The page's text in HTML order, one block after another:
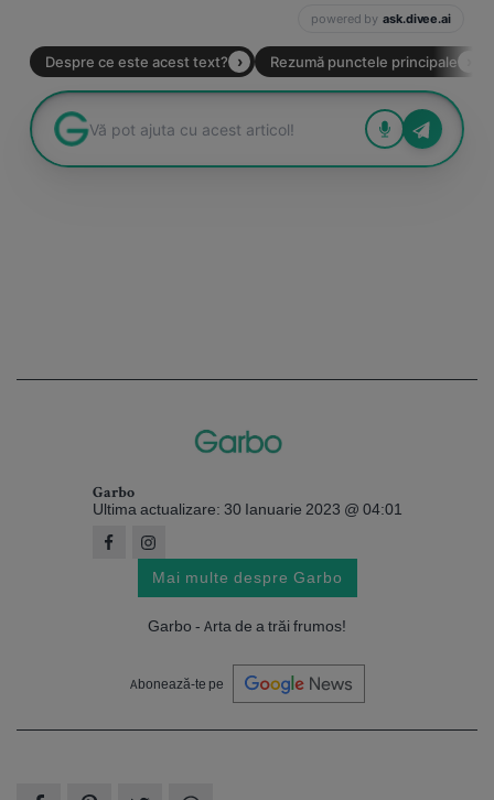
Garbo
Ultima actualizare: 30 Ianuarie 2023 @ 04:01
Mai multe despre Garbo
Garbo - Arta de a trăi frumos!
Abonează-te pe